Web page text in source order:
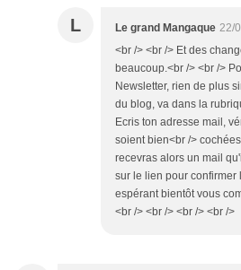
L Le grand Mangaque 22/
<br /> <br /> Et des
beaucoup.<br /> <br />
Newsletter, rien de plus
du blog, va dans la
Ecris ton adresse mail,
soient bien<br />
recevras alors un mail
sur le lien pour confirmer
espérant bientôt vous
<br /> <br /> <br /> <br />